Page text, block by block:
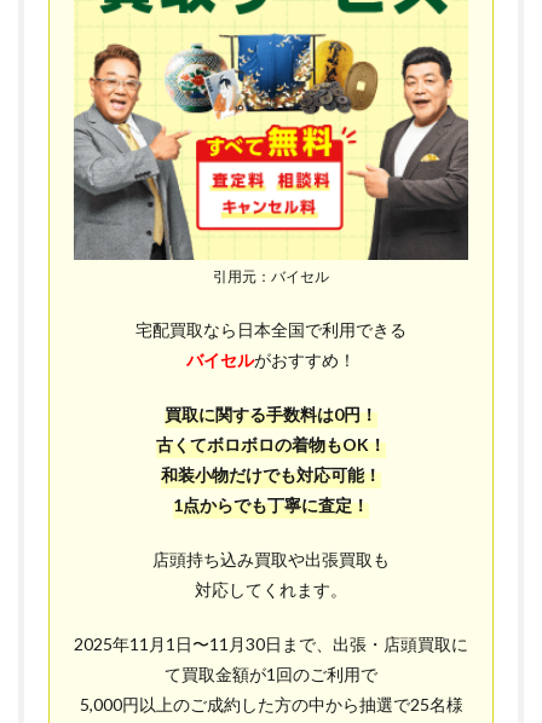
引用元：バイセル
宅配買取なら日本全国で利用できる
バイセルがおすすめ！
買取に関する手数料は0円！
古くてボロボロの着物もOK！
和装小物だけでも対応可能！
1点からでも丁寧に査定！
店頭持ち込み買取や出張買取も
対応してくれます。
2025年11月1日〜11月30日まで、出張・店頭買取に
て買取金額が1回のご利用で
5,000円以上のご成約した方の中から抽選で25名様